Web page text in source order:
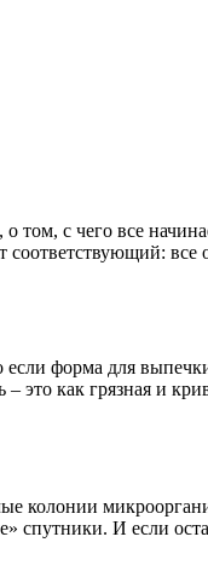
с чего все
все
форма для
это как грязная и
колонии
И если